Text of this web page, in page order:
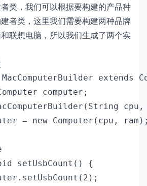
类，我们可以根据要构建的产品种
者类，这里我们需要构建两种品牌
联想电脑，所以我们生成了两个实
extends
computer;
= new Computer(cpu,
setUsbCount() {